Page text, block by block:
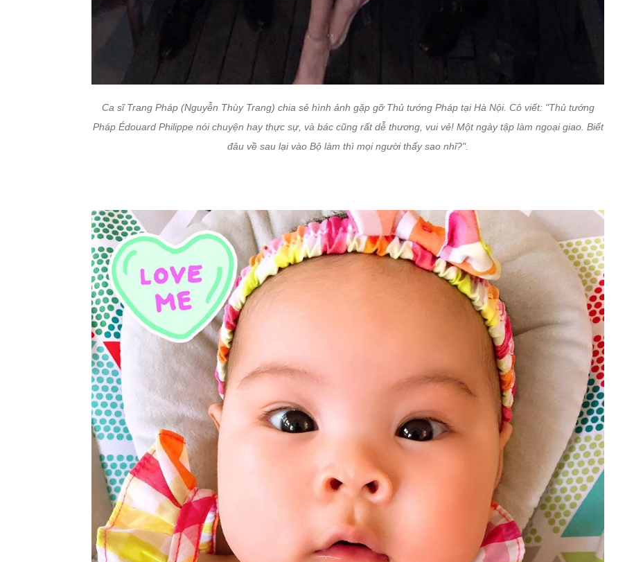
Ca sĩ Trang Pháp (Nguyễn Thùy Trang) chia sẻ hình ảnh gặp gỡ Thủ tướng Pháp tại Hà Nội. Cô viết: "Thủ tướng
Pháp Édouard Philippe nói chuyện hay thực sự, và bác cũng rất dễ thương, vui vẻ! Một ngày tập làm ngoại giao. Biết
đâu về sau lại vào Bộ làm thì mọi người thấy sao nhỉ?".